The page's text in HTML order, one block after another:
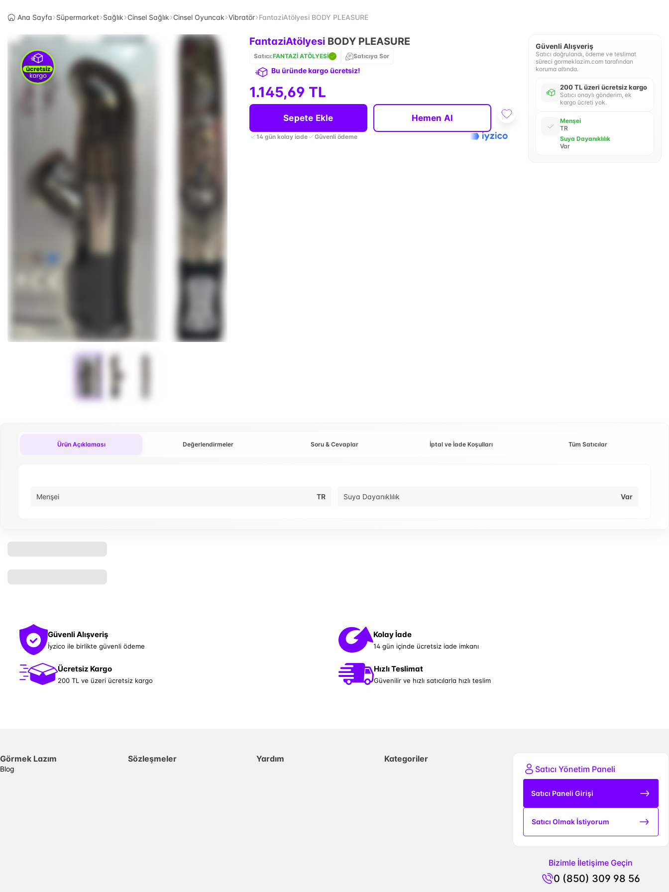
Ana Sayfa Süpermarket Sağlık Cinsel Sağlık Cinsel Oyuncak Vibratör FantaziAtölyesi BODY PLEASURE
FantaziAtölyesi BODY PLEASURE
Satıcı:FANTAZİ ATÖLYESİ Satıcıya Sor
Bu üründe kargo ücretsiz!
1.145,69 TL
Sepete Ekle Hemen Al
14 gün kolay iade Güvenli ödeme
Güvenli Alışveriş
Satıcı doğrulandı, ödeme ve teslimat
süreci gormeklazim.com tarafından
koruma altında.
200 TL üzeri ücretsiz kargo
Satıcı onaylı gönderim, ek
kargo ücreti yok.
Menşei
TR
Suya Dayanıklılık
Var
Ürün Açıklaması Değerlendirmeler Soru & Cevaplar İptal ve İade Koşulları Tüm Satıcılar
Menşei TR Suya Dayanıklılık Var
Güvenli Alışveriş
İyzico ile birlikte güvenli ödeme
Kolay İade
14 gün içinde ücretsiz iade imkanı
Ücretsiz Kargo
200 TL ve üzeri ücretsiz kargo
Hızlı Teslimat
Güvenilir ve hızlı satıcılarla hızlı teslim
Görmek Lazım
Blog
Sözleşmeler Yardım
Kategoriler
Satıcı Yönetim Paneli
Satıcı Paneli Girişi
Satıcı Olmak İstiyorum
Bizimle İletişime Geçin
0 (850) 309 98 56